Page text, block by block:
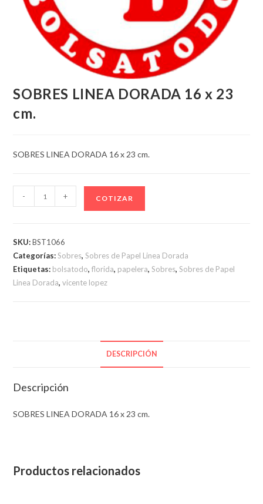
SOBRES LINEA DORADA 16 x 23
cm.
SOBRES LINEA DORADA 16 x 23 cm.
LINEA
x
23
cm.
- + COTIZAR
SKU:BST1066
Categorías:Sobres,Sobres de Papel Linea Dorada
Etiquetas: bolsatodo,florida, papelera,Sobres,Sobres de Papel
Linea Dorada,vicente lopez
DESCRIPCIÓN
Descripción
SOBRES LINEA DORADA 16 x 23 cm.
Productos relacionados